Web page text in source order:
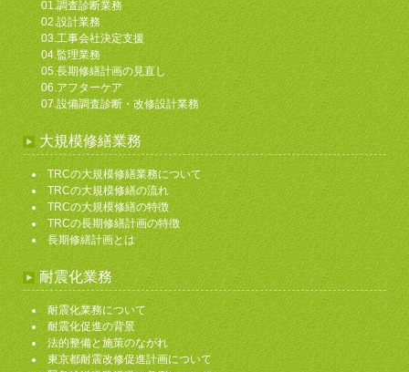
01.調査診断業務
02.設計業務
03.工事会社決定支援
04.監理業務
05.長期修繕計画の見直し
06.アフターケア
07.設備調査診断・改修設計業務
大規模修繕業務
TRCの大規模修繕業務について
TRCの大規模修繕の流れ
TRCの大規模修繕の特徴
TRCの長期修繕計画の特徴
長期修繕計画とは
耐震化業務
耐震化業務について
耐震化促進の背景
法的整備と施策のながれ
東京都耐震改修促進計画について